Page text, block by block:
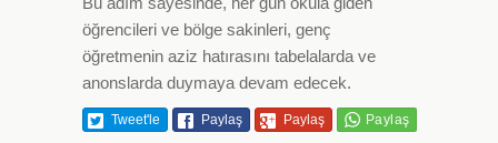
öğrencileri ve bölge sakinleri, genç
öğretmenin aziz hatırasını tabelalarda ve
anonslarda duymaya devam edecek.
Tweet'le Paylaş Paylaş